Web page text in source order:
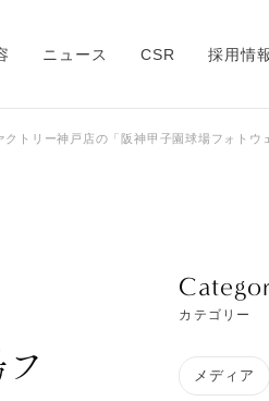
ニュース CSR 採用情
クトリー神戸店の「阪神甲子園球場フォト
カテゴリー
メディア